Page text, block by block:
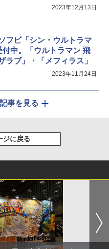
2023年12月13日
フビ「シン・ウルトラマ
付中。「ウルトラマン 飛
ラブ」・「メフィラス」
2023年11月24日
事を見る
ジに戻る